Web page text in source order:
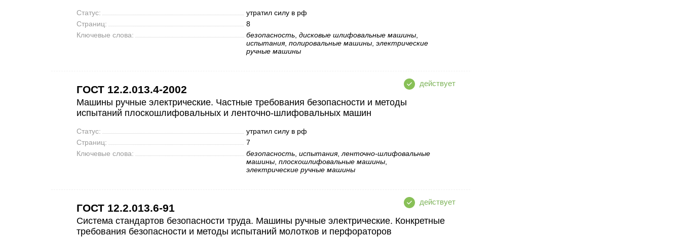
Статус:
утратил силу в рф
Страниц:
8
Ключевые слова:
безопасность, дисковые шлифовальные машины,
испытания, полировальные машины, электрические
ручные машины
ГОСТ 12.2.013.4-2002
Машины ручные электрические. Частные требования безопасности и методы
испытаний плоскошлифовальных и ленточно-шлифовальных машин
Статус:
утратил силу в рф
Страниц:
7
Ключевые слова:
безопасность, испытания, ленточно-шлифовальные
машины, плоскошлифовальные машины,
электрические ручные машины
ГОСТ 12.2.013.6-91
Система стандартов безопасности труда. Машины ручные электрические. Конкретные
требования безопасности и методы испытаний молотков и перфораторов